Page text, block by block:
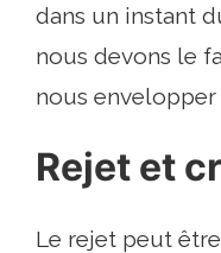
dans un instant
nous devons le
nous
Rejet et
Le rejet peut